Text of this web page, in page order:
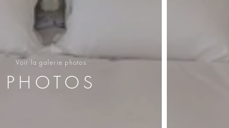
Voir la galerie photos
PHOTOS